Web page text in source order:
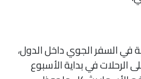
السفر الجوي داخل الدول،
في بداية الأسبوع